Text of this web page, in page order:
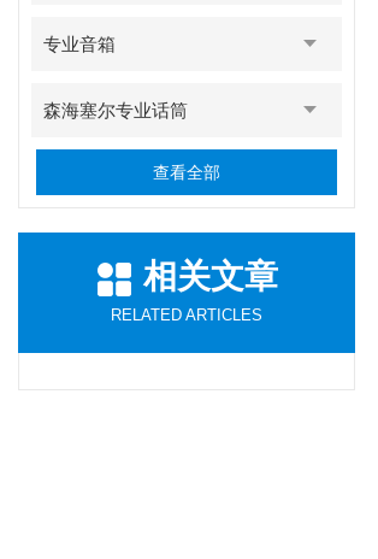
专业音箱
森海塞尔专业话筒
查看全部
相关文章
RELATED ARTICLES